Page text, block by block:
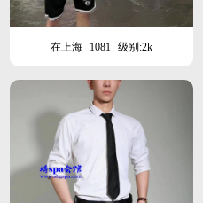
在上海 1081 级别:2k